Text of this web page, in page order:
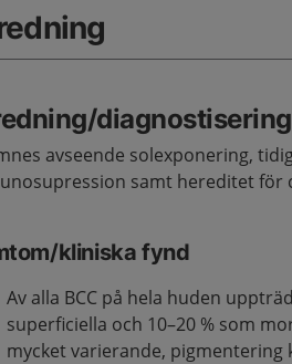
diagnostisering
avseende solexponering,
samt hereditet för
kliniska fynd
Av alla BCC på hela huden
superficiella och 10–20 % som
mycket varierande, pigmentering